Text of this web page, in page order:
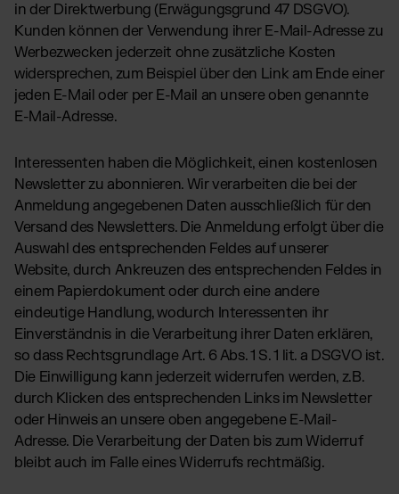
in der Direktwerbung (Erwägungsgrund 47 DSGVO).
Kunden können der Verwendung ihrer E-Mail-Adresse zu
Werbezwecken jederzeit ohne zusätzliche Kosten
widersprechen, zum Beispiel über den Link am Ende einer
jeden E-Mail oder per E-Mail an unsere oben genannte
E-Mail-Adresse.
Interessenten haben die Möglichkeit, einen kostenlosen
Newsletter zu abonnieren. Wir verarbeiten die bei der
Anmeldung angegebenen Daten ausschließlich für den
Versand des Newsletters. Die Anmeldung erfolgt über die
Auswahl des entsprechenden Feldes auf unserer
Website, durch Ankreuzen des entsprechenden Feldes in
einem Papierdokument oder durch eine andere
eindeutige Handlung, wodurch Interessenten ihr
Einverständnis in die Verarbeitung ihrer Daten erklären,
so dass Rechtsgrundlage Art. 6 Abs. 1 S. 1 lit. a DSGVO ist.
Die Einwilligung kann jederzeit widerrufen werden, z.B.
durch Klicken des entsprechenden Links im Newsletter
oder Hinweis an unsere oben angegebene E-Mail-
Adresse. Die Verarbeitung der Daten bis zum Widerruf
bleibt auch im Falle eines Widerrufs rechtmäßig.